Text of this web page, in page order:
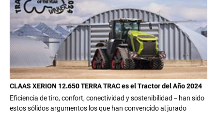
CLAAS XERION 12.650 TERRA TRAC es el Tractor del Año 2024
Eficiencia de tiro, confort, conectividad y sostenibilidad – han sido
estos sólidos argumentos los que han convencido al jurado